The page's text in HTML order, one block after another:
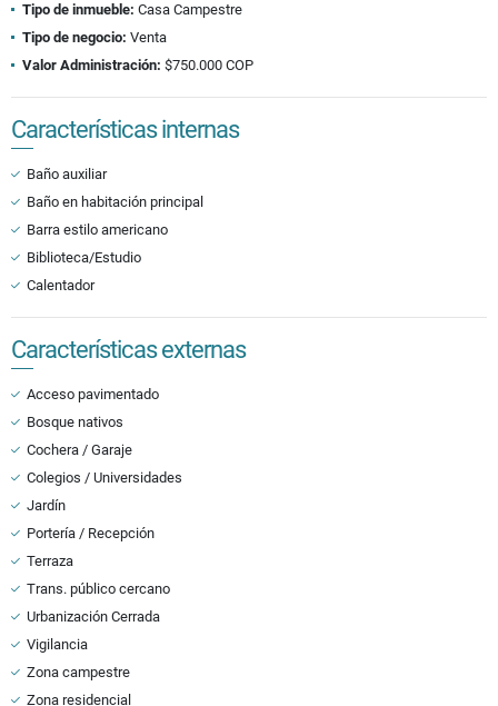
Tipo de inmueble: Casa Campestre
Tipo de negocio: Venta
Valor Administración: $750.000 COP
Características internas
Baño auxiliar
Baño en habitación principal
Barra estilo americano
Biblioteca/Estudio
Calentador
Características externas
Acceso pavimentado
Bosque nativos
Cochera / Garaje
Colegios / Universidades
Jardín
Portería / Recepción
Terraza
Trans. público cercano
Urbanización Cerrada
Vigilancia
Zona campestre
Zona residencial